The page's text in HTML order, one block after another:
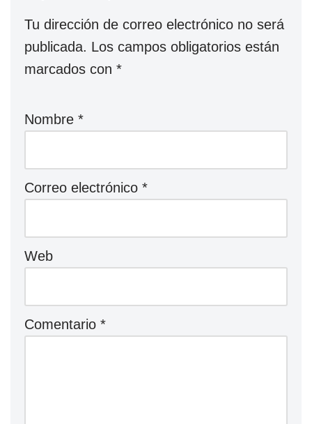
Tu dirección de correo electrónico no será
publicada. Los campos obligatorios están
marcados con *
Nombre *
Correo electrónico *
Web
Comentario *